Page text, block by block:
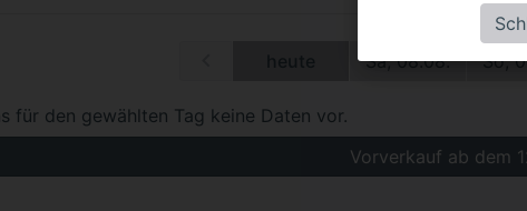
Sa, 08.08. So,
für den gewählten Tag keine Daten vor.
Vorverkauf ab dem